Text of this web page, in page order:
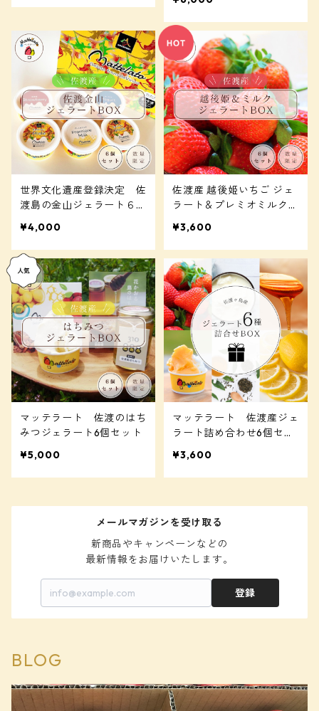
2、ピスタチオ2、チョコ
レート2、ヨーグルト2
世界文化遺産登録決定 佐
渡島の金山ジェラート６個
¥4,000
佐渡産 越後姫いちご ジェ
ラート＆プレミオミルクの
¥3,600
マッテラート 佐渡のはち
みつジェラート6個セット
¥5,000
マッテラート 佐渡産ジェ
ラート詰め合わせ6個セッ
¥3,600
メールマガジンを受け取る
新商品やキャンペーンなどの
最新情報をお届けいたします。
登録
BLOG